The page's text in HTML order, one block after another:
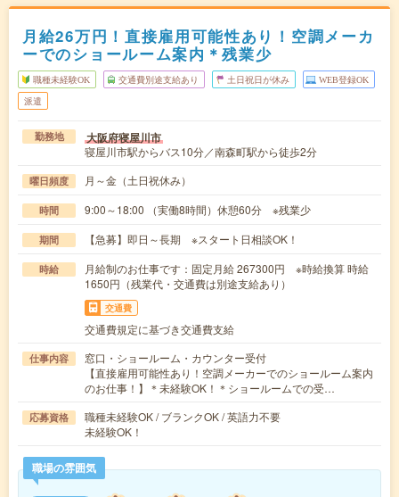
月給26万円！直接雇用可能性あり！空調メーカ
ーでのショールーム案内＊残業少
職種未経験OK 交通費別途支給あり 土日祝日が休み WEB登録OK
派遣
勤務地 大阪府寝屋川市
寝屋川市駅からバス10分／南森町駅から徒歩2分
曜日頻度 月～金（土日祝休み）
時間 9:00～18:00 （実働8時間）休憩60分 ※残業少
期間 【急募】即日～長期 ※スタート日相談OK！
時給
月給制のお仕事です：固定月給 267300円 ※時給換算 時給
1650円（残業代・交通費は別途支給あり）
交通費
交通費規定に基づき交通費支給
仕事内容
窓口・ショールーム・カウンター受付
【直接雇用可能性あり！空調メーカーでのショールーム案内
のお仕事！】＊未経験OK！＊ショールームでの受…
応募資格
職種未経験OK / ブランクOK / 英語力不要
未経験OK！
職場の雰囲気